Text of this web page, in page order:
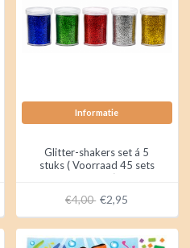
Informatie
Glitter-shakers set á 5
stuks ( Voorraad 45 sets
OP=OP)
€4,00 €2,95